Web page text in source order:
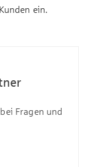
ein.
Fragen und